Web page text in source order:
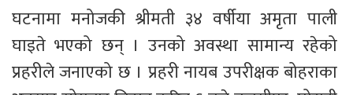
घटनामा मनोजकी श्रीमती ३४ वर्षीया अमृता पाली
घाइते भएको छन् । उनको अवस्था सामान्य रहेको
प्रहरीले जनाएको छ । प्रहरी नायब उपरीक्षक बोहराका